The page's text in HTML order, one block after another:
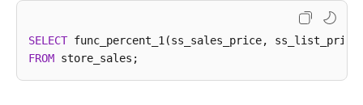
数
SELECT
FROM